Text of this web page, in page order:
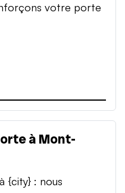
votre porte
à Mont-
{city} : nous